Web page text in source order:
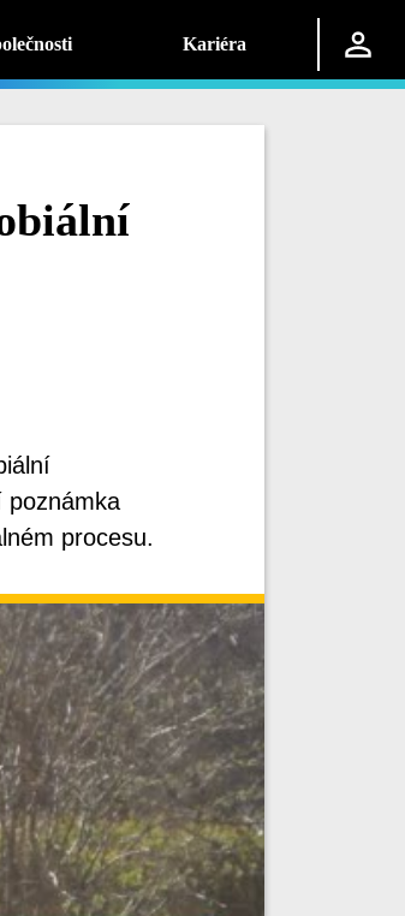
Kariéra
poznámka
procesu.